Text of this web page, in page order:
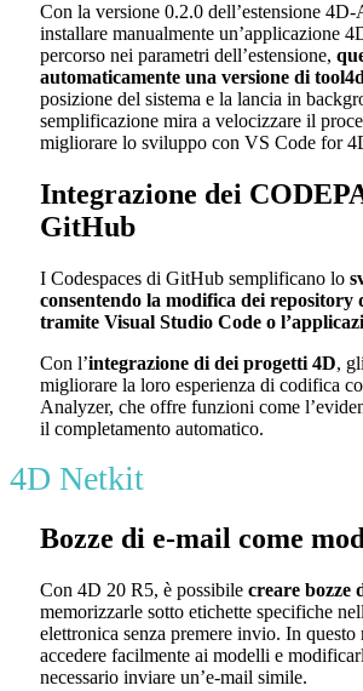
Con la versione 0.2.0 dell’estensione
installare manualmente un’applicazione
percorso nei parametri dell’estensione,
automaticamente una versione di tool4d
posizione del sistema e la lancia in
semplificazione mira a velocizzare il
migliorare lo sviluppo con VS Code for
Integrazione dei
GitHub
I Codespaces di GitHub semplificano lo
consentendo la modifica dei repository
tramite Visual Studio Code o
Con l’integrazione di dei progetti 4D,
migliorare la loro esperienza di codifica
Analyzer, che offre funzioni come
il completamento automatico.
4D Netkit
Bozze di e-mail come
Con 4D 20 R5, è possibile creare bozze
memorizzarle sotto etichette specifiche
elettronica senza premere invio. In questo
accedere facilmente ai modelli e
necessario inviare un’e-mail simile.